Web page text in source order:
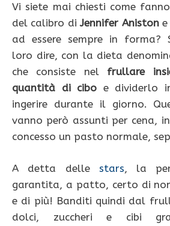
Vi siete mai chiesti come
del calibro diJennifer Anistone
ad essere sempre in forma?
loro dire, con la dieta
che consiste nel frullare
quantità di cibo e dividerlo
ingerire durante il giorno.
vanno però assunti per cena,
concesso un pasto normale,
A detta delle stars, la
garantita, a patto, certo di
e di più! Banditi quindi dal
dolci, zuccheri e cibi